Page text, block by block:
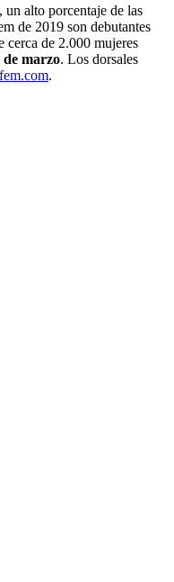
un alto porcentaje de las
de 2019 son debutantes
cerca de 2.000 mujeres
marzo. Los dorsales
.